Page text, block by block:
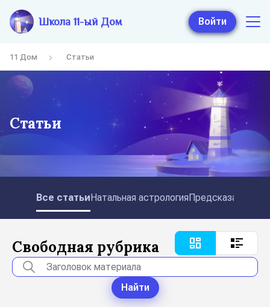
Школа 11-ый Дом Войти
11 Дом Статьи
Статьи
Все статьиНатальная астрология
Свободная рубрика
Найти